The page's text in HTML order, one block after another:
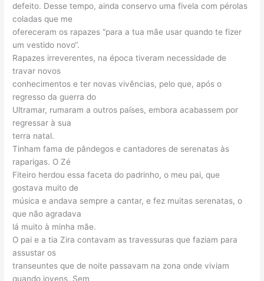
defeito. Desse tempo, ainda conservo uma fivela com pérolas
coladas que me
ofereceram os rapazes “para a tua mãe usar quando te fizer
um vestido novo“.
Rapazes irreverentes, na época tiveram necessidade de
travar novos
conhecimentos e ter novas vivências, pelo que, após o
regresso da guerra do
Ultramar, rumaram a outros países, embora acabassem por
regressar à sua
terra natal.
Tinham fama de pândegos e cantadores de serenatas às
raparigas. O Zé
Fiteiro herdou essa faceta do padrinho, o meu pai, que
gostava muito de
música e andava sempre a cantar, e fez muitas serenatas, o
que não agradava
lá muito à minha mãe.
O pai e a tia Zira contavam as travessuras que faziam para
assustar os
transeuntes que de noite passavam na zona onde viviam
quando jovens. Sem